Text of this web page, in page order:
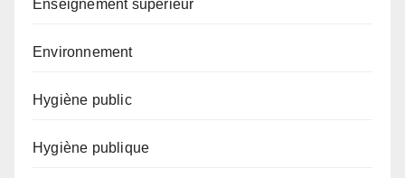
Enseignement supérieur
Environnement
Hygiène public
Hygiène publique